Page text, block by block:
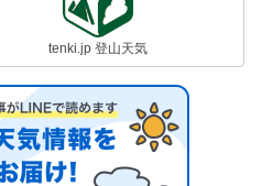
tenki.jp 登山天気